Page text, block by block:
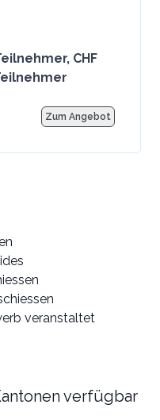
CHF
Zum Angebot
veranstaltet
verfügbar